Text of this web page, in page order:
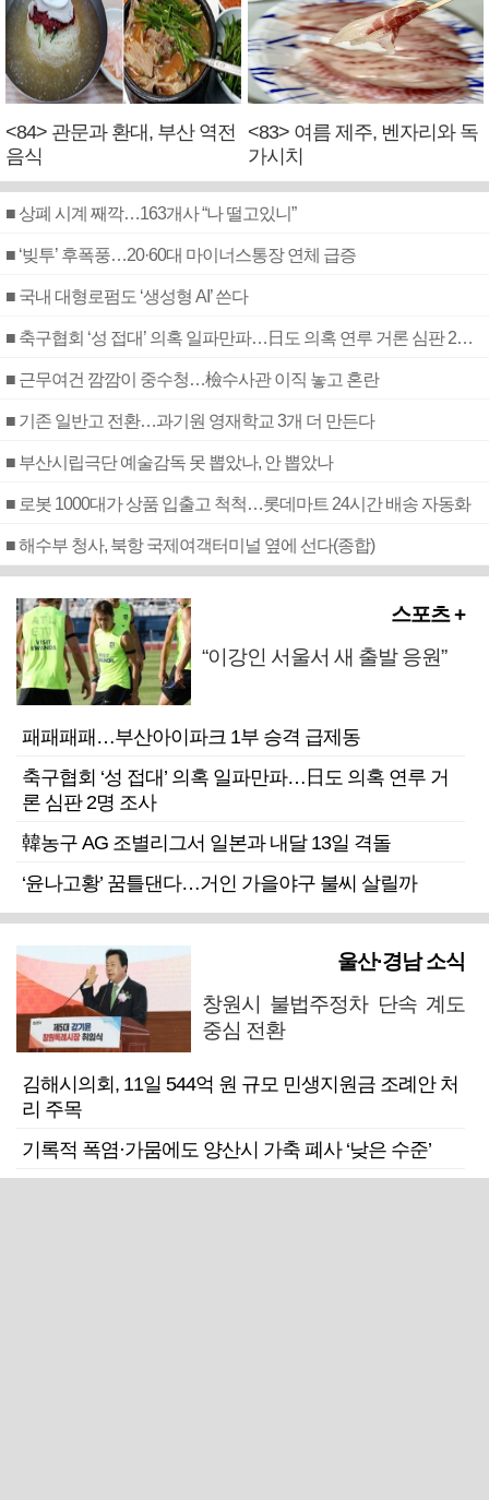
<84> 관문과 환대, 부산 역전
음식
<83> 여름 제주, 벤자리와 독
가시치
■ 상폐 시계 째깍…163개사 “나 떨고있니”
■ ‘빚투’ 후폭풍…20·60대 마이너스통장 연체 급증
■ 국내 대형로펌도 ‘생성형 AI’ 쓴다
■ 축구협회 ‘성 접대’ 의혹 일파만파…日도 의혹 연루 거론 심판 2명 조사
■ 근무여건 깜깜이 중수청…檢수사관 이직 놓고 혼란
■ 기존 일반고 전환…과기원 영재학교 3개 더 만든다
■ 부산시립극단 예술감독 못 뽑았나, 안 뽑았나
■ 로봇 1000대가 상품 입출고 척척…롯데마트 24시간 배송 자동화
■ 해수부 청사, 북항 국제여객터미널 옆에 선다(종합)
스포츠 +
“이강인 서울서 새 출발 응원”
패패패패…부산아이파크 1부 승격 급제동
축구협회 ‘성 접대’ 의혹 일파만파…日도 의혹 연루 거
론 심판 2명 조사
韓농구 AG 조별리그서 일본과 내달 13일 격돌
‘윤나고황’ 꿈틀댄다…거인 가을야구 불씨 살릴까
울산·경남 소식
창원시 불법주정차 단속 계도
중심 전환
김해시의회, 11일 544억 원 규모 민생지원금 조례안 처
리 주목
기록적 폭염·가뭄에도 양산시 가축 폐사 ‘낮은 수준’